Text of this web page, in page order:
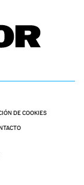
DE COOKIES